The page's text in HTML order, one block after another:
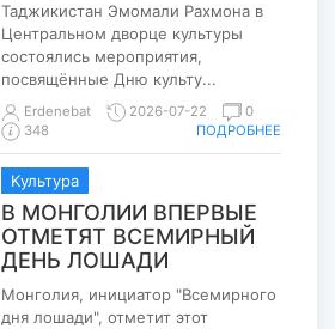
Таджикистан Эмомали Рахмона в
Центральном дворце культуры
состоялись мероприятия,
посвящённые Дню культу...
Erdenebat 2026-07-22
0
348
ПОДРОБНЕЕ
Kультура
В МОНГОЛИИ ВПЕРВЫЕ
ОТМЕТЯТ ВСЕМИРНЫЙ
ДЕНЬ ЛОШАДИ
Монголия, инициатор "Всемирного
дня лошади", отметит этот